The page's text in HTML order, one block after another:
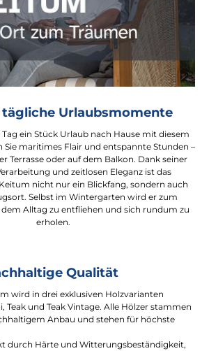
Urlaubsmomente
Tag ein Stück Urlaub nach Hause mit diesem
Sie maritimes Flair und entspannte Stunden –
Terrasse oder auf dem Balkon. Dank seiner
und zeitlosen Eleganz ist das
nicht nur ein Blickfang, sondern auch
Selbst im Wintergarten wird er zum
Alltag zu entfliehen und sich rundum zu
erholen.
Qualität
wird in drei exklusiven Holzvarianten
Teak und Teak Vintage. Alle Hölzer stammen
Anbau und stehen für höchste
durch Härte und Witterungsbeständigkeit,